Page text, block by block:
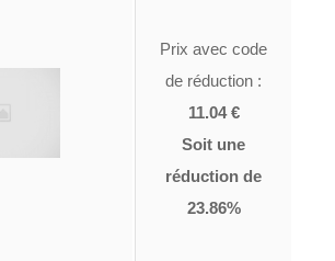
Prix avec code
de réduction :
11.04 €
Soit une
réduction de
23.86%